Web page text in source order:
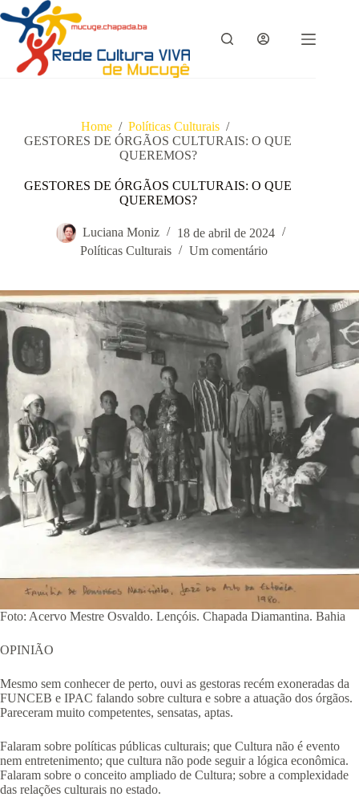
Pular
para
conteúdo
Home / Políticas Culturais /
GESTORES DE ÓRGÃOS CULTURAIS: O QUE
QUEREMOS?
GESTORES DE ÓRGÃOS CULTURAIS: O QUE
QUEREMOS?
Luciana Moniz
18 de abril de 2024
Políticas Culturais
Um comentário
Foto: Acervo Mestre Osvaldo. Lençóis. Chapada Diamantina. Bahia
OPINIÃO
Mesmo sem conhecer de perto, ouvi as gestoras recém exoneradas da
FUNCEB e IPAC falando sobre cultura e sobre a atuação dos órgãos.
Pareceram muito competentes, sensatas, aptas.
Falaram sobre políticas públicas culturais; que Cultura não é evento
nem entretenimento; que cultura não pode seguir a lógica econômica.
Falaram sobre o conceito ampliado de Cultura; sobre a complexidade
das relações culturais no estado.